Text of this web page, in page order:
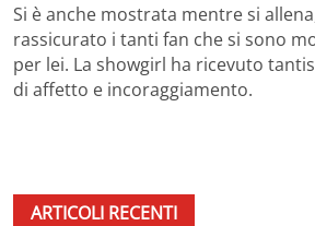
Si è anche mostrata mentre si
rassicurato i tanti fan che si sono
per lei. La showgirl ha ricevuto
di affetto e incoraggiamento.
ARTICOLI RECENTI